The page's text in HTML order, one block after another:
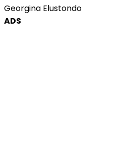
Georgina Elustondo
ADS